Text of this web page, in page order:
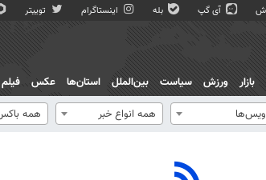
آی گپ بله اینستاگرام توییتر
بازار ورزش سیاست بین‌الملل استان‌ها عکس فیلم
همه انواع خبر همه